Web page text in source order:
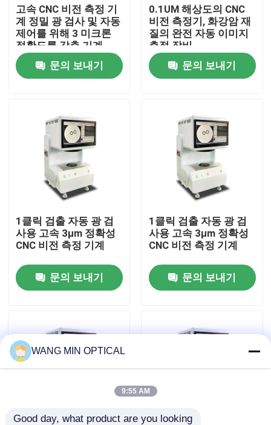
집
비디오
우리 에 관한 것
공장 투어
품질 관리
뉴스
CNC 비전 길이 측정기
고속 CNC 비전 측정 기
계 정밀 광 검사 및 자동
제어를 위해 3 미크론
정확도를 갖춘 기계
문의 보내기
0.1UM 해상도의 CNC
비전 측정기, 화강암 재
질의 완전 자동 이미지
측정 장비
문의 보내기
1클릭 검출 자동 광 검
사용 고속 3μm 정확성
CNC 비전 측정 기계
문의 보내기
1클릭 검출 자동 광 검
사용 고속 3μm 정확성
CNC 비전 측정 기계
문의 보내기
WANG MIN OPTICAL
9:55 AM
Good day, what product are you looking